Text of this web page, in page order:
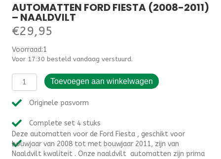
AUTOMATTEN FORD FIESTA (2008-2011)
– NAALDVILT
€29,95
Voorraad:1
Voor 17:30 besteld vandaag verstuurd.
Automatten
Ford
Fiesta
(2008-
-
Naaldvilt
aantal
Toevoegen aan winkelwagen
Originele pasvorm
Complete set 4 stuks
Deze automatten voor de Ford Fiesta , geschikt voor
bouwjaar van 2008 tot met bouwjaar 2011, zijn van
Naaldvilt kwaliteit . Onze naaldvilt automatten zijn prima